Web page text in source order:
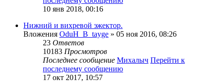
10 янв 2018, 00:16
Нижний и вихревой эжектор.
Вложения OduH_B_tayge » 05 ноя 2016, 08:26
23 Ответов
10183 Просмотров
Последнее сообщение Михалыч Перейти к
последнему сообщению
17 окт 2017, 10:57